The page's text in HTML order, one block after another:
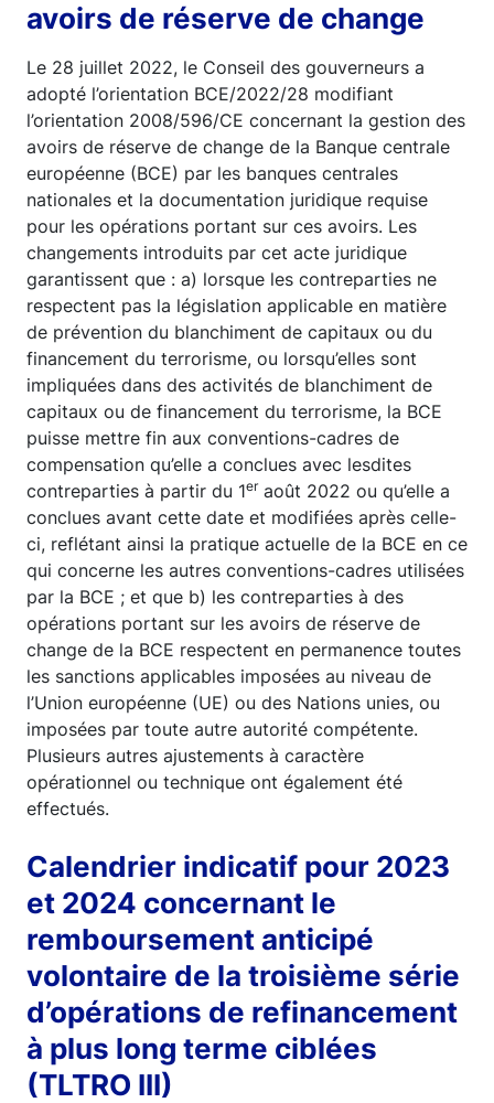
avoirs de réserve de change
Le 28 juillet 2022, le Conseil des gouverneurs a
adopté l’orientation BCE/2022/28 modifiant
l’orientation 2008/596/CE concernant la gestion des
avoirs de réserve de change de la Banque centrale
européenne (BCE) par les banques centrales
nationales et la documentation juridique requise
pour les opérations portant sur ces avoirs. Les
changements introduits par cet acte juridique
garantissent que : a) lorsque les contreparties ne
respectent pas la législation applicable en matière
de prévention du blanchiment de capitaux ou du
financement du terrorisme, ou lorsqu’elles sont
impliquées dans des activités de blanchiment de
capitaux ou de financement du terrorisme, la BCE
puisse mettre fin aux conventions-cadres de
compensation qu’elle a conclues avec lesdites
contreparties à partir du 1eraoût 2022 ou qu’elle a
conclues avant cette date et modifiées après celle-
ci, reflétant ainsi la pratique actuelle de la BCE en ce
qui concerne les autres conventions-cadres utilisées
par la BCE ; et que b) les contreparties à des
opérations portant sur les avoirs de réserve de
change de la BCE respectent en permanence toutes
les sanctions applicables imposées au niveau de
l’Union européenne (UE) ou des Nations unies, ou
imposées par toute autre autorité compétente.
Plusieurs autres ajustements à caractère
opérationnel ou technique ont également été
effectués.
Calendrier indicatif pour 2023
et 2024 concernant le
remboursement anticipé
volontaire de la troisième série
d’opérations de refinancement
à plus long terme ciblées
(TLTRO III)